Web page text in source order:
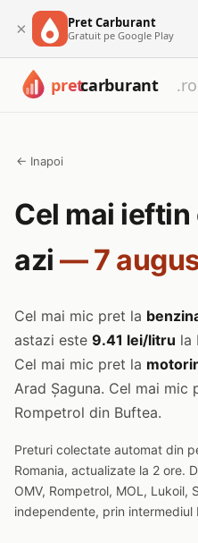
× Pret Carburant
Gratuit pe Google Play
← Inapoi
Cel mai
azi — 7
Cel mai mic pret la
astazi este 9.41 lei/litru la
Cel mai mic pret la
Arad Șaguna. Cel mai mic
Rompetrol din Buftea.
Preturi colectate automat din
Romania, actualizate la 2 ore.
OMV, Rompetrol, MOL, Lukoil,
independente, prin intermediul